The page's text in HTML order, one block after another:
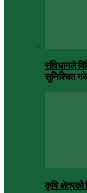
संविधानले
सुनिश्चित
कृषि